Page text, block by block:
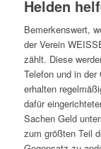
Helden
Bemerkenswert,
der Verein
zählt. Diese
Telefon und in
erhalten
dafür
Sachen Geld
zum größten Teil